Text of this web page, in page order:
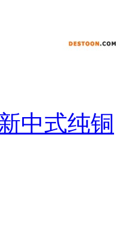
中式纯铜